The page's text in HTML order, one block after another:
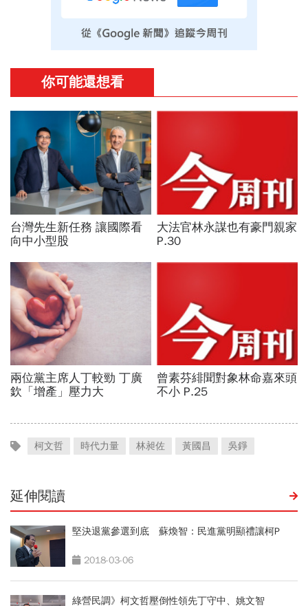
柯文哲 時代力量 林昶佐 黃國昌 吳錚
延伸閱讀
堅決退黨參選到底 蘇煥智：民進黨明顯禮讓柯P
2018-03-06
綠營民調》柯文哲壓倒性領先丁守中、姚文智